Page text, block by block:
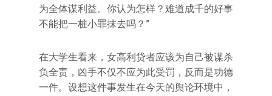
为全体谋利益。你认为怎样？难道成千的好事
不能把一桩小罪抹去吗？”
在大学生看来，女高利贷者应该为自己被谋杀
负全责，凶手不仅不应为此受罚，反而是功德
一件。设想这件事发生在今天的舆论环境中，